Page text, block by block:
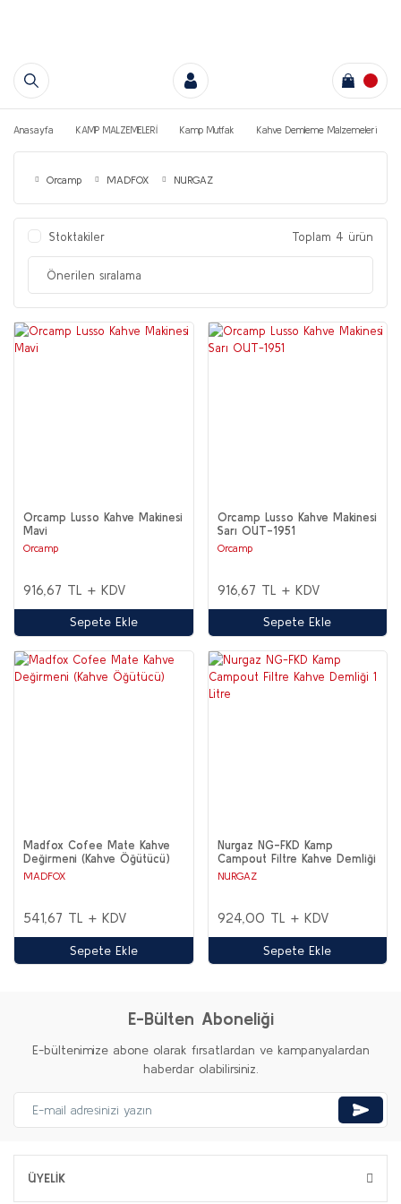
Anasayfa KAMP MALZEMELERİ Kamp Mutfak Kahve Demleme Malzemeleri
Orcamp MADFOX NURGAZ
Stoktakiler Toplam 4 ürün
Orcamp Lusso Kahve Makinesi
Mavi
Orcamp
916,67 TL + KDV
Sepete Ekle
Orcamp Lusso Kahve Makinesi
Sarı OUT-1951
Orcamp
916,67 TL + KDV
Sepete Ekle
Madfox Cofee Mate Kahve
Değirmeni (Kahve Öğütücü)
MADFOX
541,67 TL + KDV
Sepete Ekle
Nurgaz NG-FKD Kamp
Campout Filtre Kahve Demliği
1 Litre
NURGAZ
924,00 TL + KDV
Sepete Ekle
E-Bülten Aboneliği
E-bültenimize abone olarak fırsatlardan ve kampanyalardan
haberdar olabilirsiniz.
ÜYELİK